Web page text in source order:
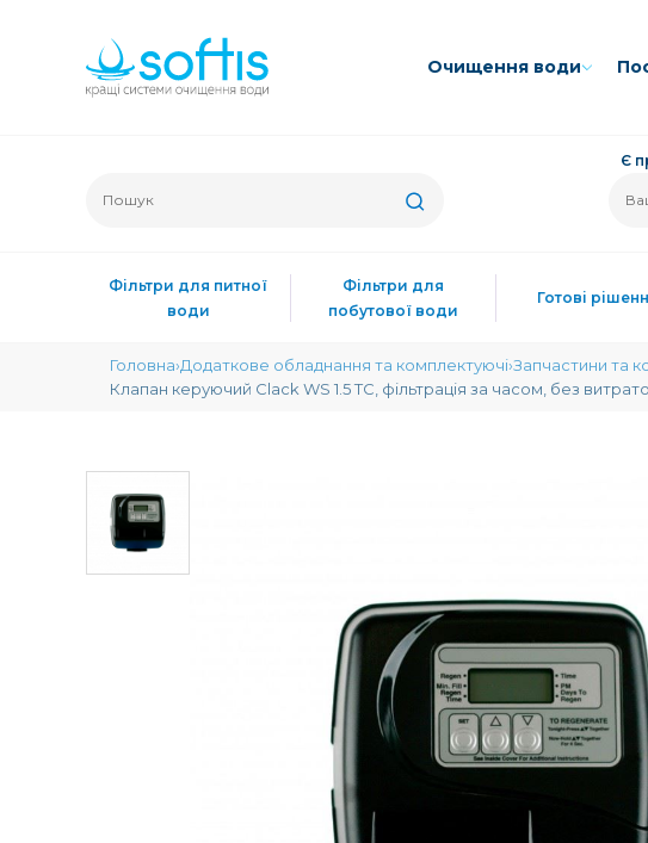
Очищення води
Є
Фільтри для питної
води
Фільтри для
побутової води
Готові
Головна Додаткове обладнання та комплектуючі Запчастини та
Клапан керуючий Clack WS 1.5 TC, фільтрація за часом, без